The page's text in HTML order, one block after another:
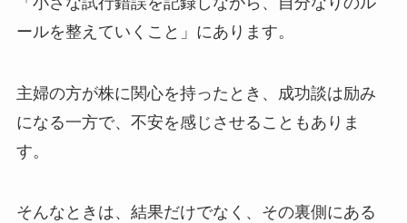
ールを整えていくこと」にあります。
主婦の方が株に関心を持ったとき、成功談は励み
になる一方で、不安を感じさせることもありま
す。
そんなときは、結果だけでなく、その裏側にある